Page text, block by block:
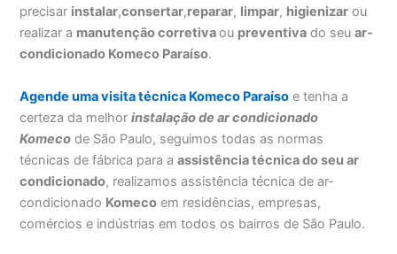
precisar instalar,consertar,reparar, limpar, higienizar ou
realizar a manutenção corretivaou preventiva do seuar-
condicionado Komeco Paraíso.
Agende uma visita técnica Komeco Paraíso e tenha a
certeza da melhorinstalaçãode ar condicionado
Komeco de São Paulo, seguimos todas as normas
técnicas de fábrica para aassistência técnica do seu ar
condicionado, realizamos assistência técnica de ar-
condicionado Komeco em residências, empresas,
comércios e indústrias em todos os bairros de São Paulo.